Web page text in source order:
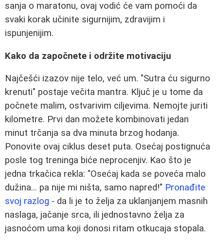
sanja o maratonu, ovaj vodić će vam pomoći da
svaki korak učinite sigurnijim, zdravijim i
ispunjenijim.
Kako da započnete i održite motivaciju
Najčešći izazov nije telo, već um. "Sutra ću sigurno
krenuti" postaje večita mantra. Ključ je u tome da
počnete malim, ostvarivim ciljevima. Nemojte juriti
kilometre. Prvi dan možete kombinovati jedan
minut trčanja sa dva minuta brzog hodanja.
Ponovite ovaj ciklus deset puta. Osećaj postignuća
posle tog treninga biće neprocenjiv. Kao što je
jedna trkačica rekla: "Osećaj kada se poveća malo
dužina... pa nije mi ništa, samo napred!" Pronađite
svoj razlog - da li je to želja za uklanjanjem masnih
naslaga, jačanje srca, ili jednostavno želja za
jasnoćom uma koji donosi ritam otkucaja stopala.